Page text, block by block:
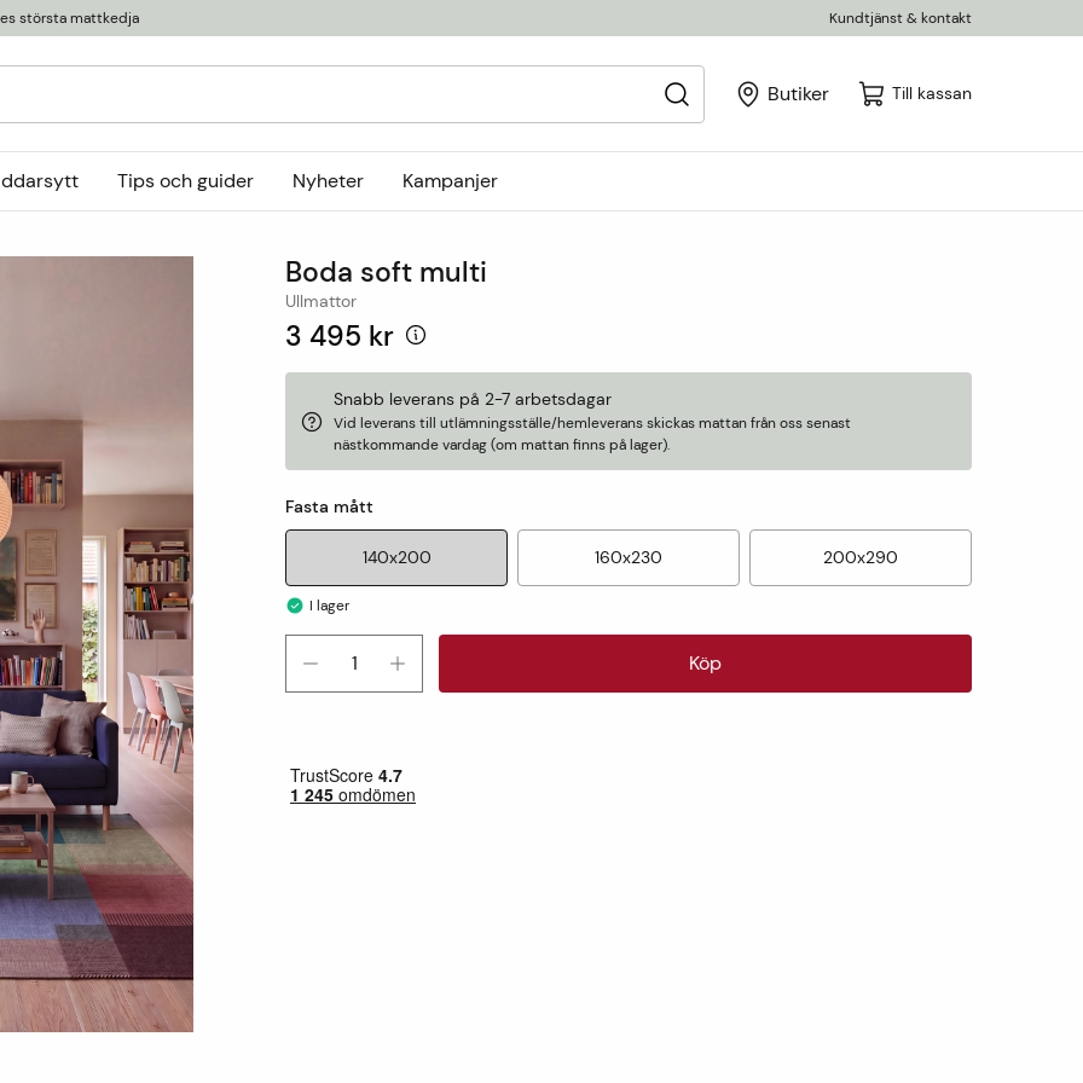
största mattkedja Kundtjänst & kontakt
Butiker Till kassan
Utemattor
Tillbehör
Kollektioner
InHouse Group
Online only
Tips och guider Nyheter Kampanjer
Boda soft multi
Ullmattor
3 495 kr
Snabb leverans på 2-7 arbetsdagar
Vid leverans till utlämningsställe/hemleverans skickas mattan från oss senast
nästkommande vardag (om mattan finns på lager).
Fasta mått
140x200 160x230 200x290
I lager
Köp